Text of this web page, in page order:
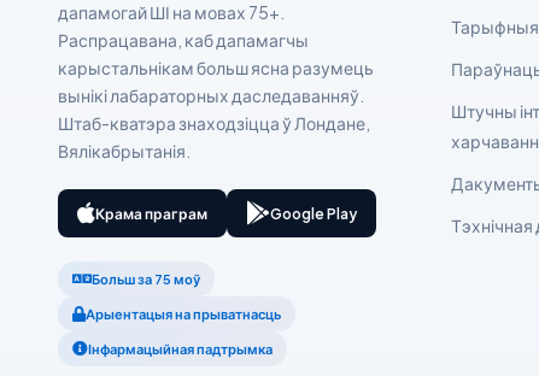
дапамогай ШІ на мовах 75+.
Распрацавана, каб дапамагчы
карыстальнікам больш ясна разумець
вынікі лабараторных даследаванняў.
Штаб-кватэра знаходзіцца ў Лондане,
Вялікабрытанія.
Крама праграм Google Play
Больш за 75 моў
Арыентацыя на прыватнасць
Інфармацыйная падтрымка
Штучны
Română
فارسی
Български
Dansk
Nederlands